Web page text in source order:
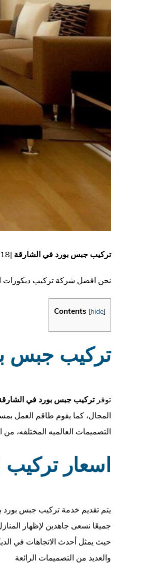
تركيب جبس بورد في الشارقة |0509079418| اسقف معلقة
نحن افضل شركة تركيب ديكورات
Contents [hide]
تركيب جبس
توفرتركيب جبس بورد في
المجال، كما يقوم طاقم العمل
التصميمات العالميه المختلفه،
اسعار تركيب
يتم تقديم خدمة تركيب جبس بورد
جميعًا نسعى جاهدين لإظهار
حيث يمثل أحدث الاتجاهات في
والعديد من التصميمات الرائعة